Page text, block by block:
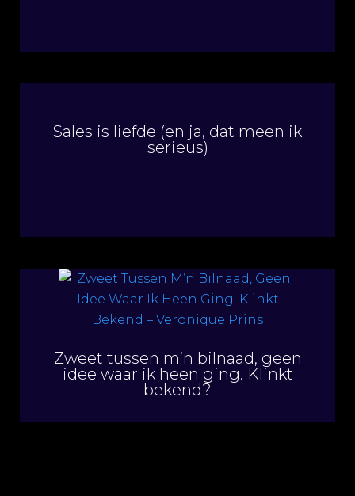
Sales is liefde (en ja, dat meen ik
serieus)
Zweet tussen m’n bilnaad, geen
idee waar ik heen ging. Klinkt
bekend?